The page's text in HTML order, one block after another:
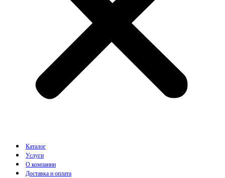
Каталог
Услуги
О компании
Доставка и оплата